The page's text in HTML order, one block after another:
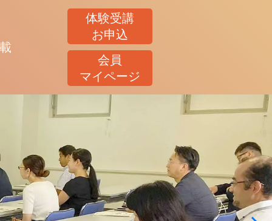
体験受講
お申込
会員
マイページ